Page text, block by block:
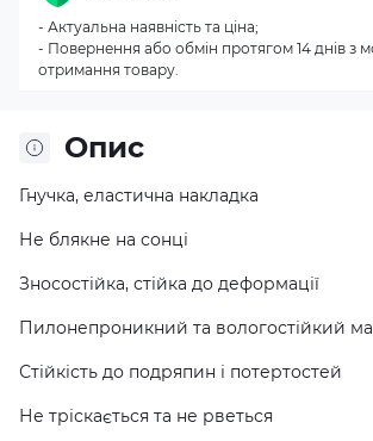
Опис
Гнучка, еластична накладка
Не блякне на сонці
Зносостійка, стійка до деформації
Пилонепроникний та вологостійкий
Стійкість до подряпин і потертостей
Не тріскається та не рветься
- Актуальна наявність та ціна;
- Повернення або обмін протягом 14 днів з
отримання товару.